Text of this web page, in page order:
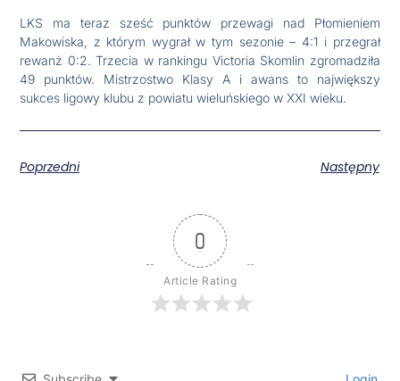
LKS ma teraz sześć punktów przewagi nad Płomieniem
Makowiska, z którym wygrał w tym sezonie – 4:1 i przegrał
rewanż 0:2. Trzecia w rankingu Victoria Skomlin zgromadziła
49 punktów. Mistrzostwo Klasy A i awans to największy
sukces ligowy klubu z powiatu wieluńskiego w XXI wieku.
Poprzedni Następny
0
Article Rating